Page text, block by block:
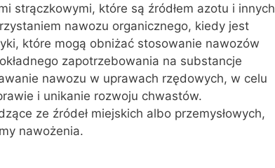
strączkowymi, które są źródłem azotu i innych
nawozu organicznego, kiedy jest
które mogą obniżać stosowanie nawozów
zapotrzebowania na substancje
nawozu w uprawach rzędowych, w celu
i unikanie rozwoju chwastów.
ze źródeł miejskich albo przemysłowych,
nawożenia.